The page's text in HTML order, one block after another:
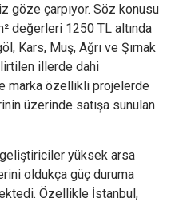
göze çarpıyor. Söz konusu
değerleri 1250 TL altında
Kars, Muş, Ağrı ve Şırnak
illerde dahi
marka özellikli projelerde
üzerinde satışa sunulan
yüksek arsa
oldukça güç duruma
Özellikle İstanbul,